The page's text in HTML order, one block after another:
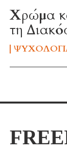
Χρώμα
τη